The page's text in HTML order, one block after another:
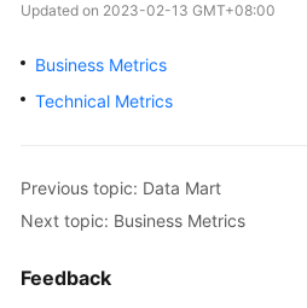
Overview
Data
Getting
Updated on 2023-02-13 GMT+08:00
Business Metrics
Technical Metrics
Previous topic: Data Mart
Next topic: Business Metrics
Feedback